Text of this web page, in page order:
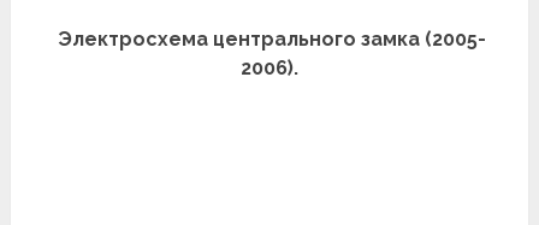
Электросхема центрального замка (2005-
2006).